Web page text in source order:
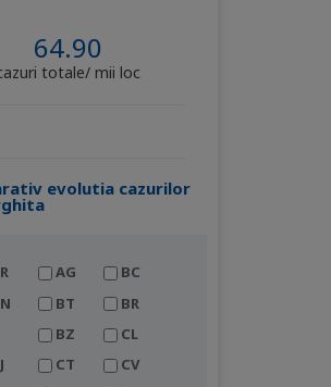
64.90
totale/ mii loc
evolutia cazurilor
AG
BC
BT
BR
BZ
CL
CT
CV